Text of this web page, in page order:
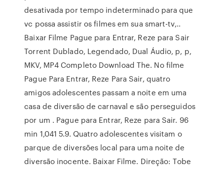
desativada por tempo indeterminado para que
vc possa assistir os filmes em sua smart-tv,..
Baixar Filme Pague para Entrar, Reze para Sair
Torrent Dublado, Legendado, Dual Áudio, p, p,
MKV, MP4 Completo Download The. No filme
Pague Para Entrar, Reze Para Sair, quatro
amigos adolescentes passam a noite em uma
casa de diversão de carnaval e são perseguidos
por um . Pague para Entrar, Reze para Sair. 96
min 1,041 5.9. Quatro adolescentes visitam o
parque de diversões local para uma noite de
diversão inocente. Baixar Filme. Direção: Tobe